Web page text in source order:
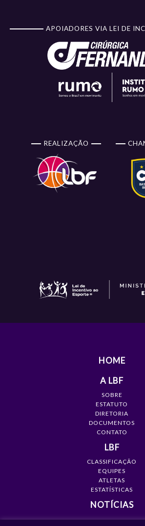
APOIADORES VIA LEI DE
REALIZAÇÃO
HOME
A LBF
SOBRE
ESTATUTO
DIRETORIA
DOCUMENTOS
CONTATO
LBF
CLASSIFICAÇÃO
EQUIPES
ATLETAS
ESTATÍSTICAS
NOTÍCIAS